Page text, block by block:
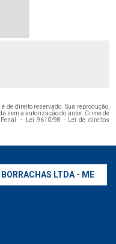
é de direito reservado. Sua reprodução,
sem a autorização do autor. Crime de
–
Lei 9610/98 - Lei de direitos
LTDA - ME